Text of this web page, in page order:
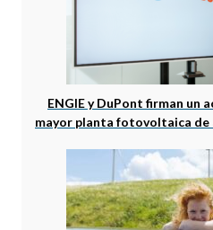
ENGIE y DuPont firman un
mayor planta fotovoltaica